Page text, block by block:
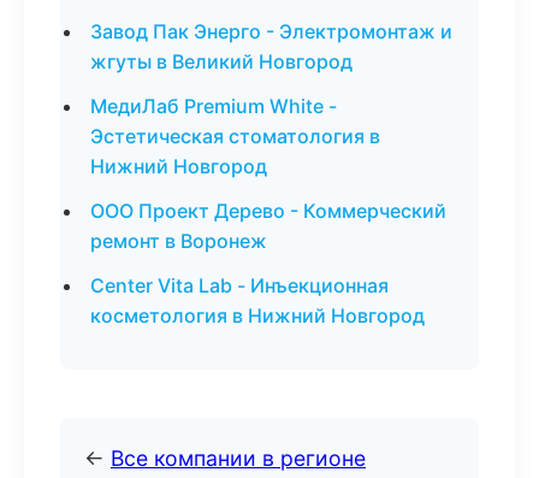
Завод Пак Энерго - Электромонтаж и
жгуты в Великий Новгород
МедиЛаб Premium White -
Эстетическая стоматология в
Нижний Новгород
ООО Проект Дерево - Коммерческий
ремонт в Воронеж
Center Vita Lab - Инъекционная
косметология в Нижний Новгород
← Все компании в регионе